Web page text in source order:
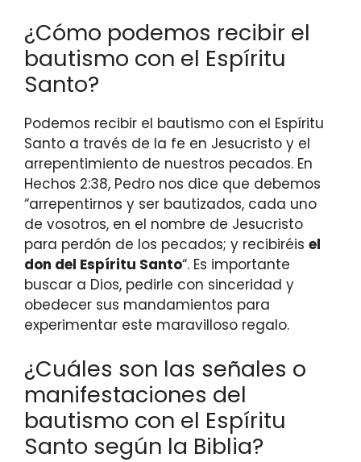
¿Cómo podemos recibir el
bautismo con el Espíritu
Santo?
Podemos recibir el bautismo con el Espíritu
Santo a través de la fe en Jesucristo y el
arrepentimiento de nuestros pecados. En
Hechos 2:38, Pedro nos dice que debemos
“arrepentirnos y ser bautizados, cada uno
de vosotros, en el nombre de Jesucristo
para perdón de los pecados; y recibiréis el
don del Espíritu Santo“. Es importante
buscar a Dios, pedirle con sinceridad y
obedecer sus mandamientos para
experimentar este maravilloso regalo.
¿Cuáles son las señales o
manifestaciones del
bautismo con el Espíritu
Santo según la Biblia?